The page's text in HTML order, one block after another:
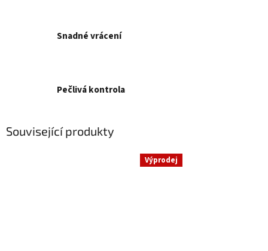
Snadné vrácení
Pečlivá kontrola
Související produkty
Výprodej